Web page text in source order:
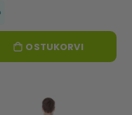
OSTUKORVI